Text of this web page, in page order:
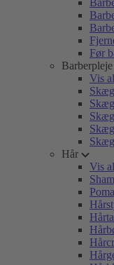
Før
Barberpleje
Vis
Hår
Vis